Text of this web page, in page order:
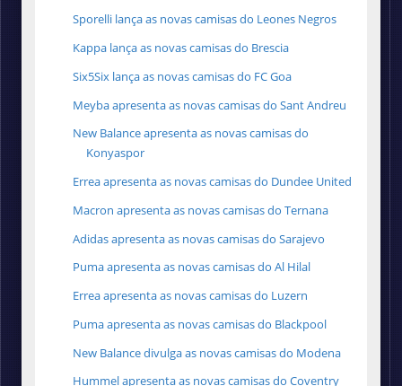
Sporelli lança as novas camisas do Leones Negros
Kappa lança as novas camisas do Brescia
Six5Six lança as novas camisas do FC Goa
Meyba apresenta as novas camisas do Sant Andreu
New Balance apresenta as novas camisas do
Konyaspor
Errea apresenta as novas camisas do Dundee United
Macron apresenta as novas camisas do Ternana
Adidas apresenta as novas camisas do Sarajevo
Puma apresenta as novas camisas do Al Hilal
Errea apresenta as novas camisas do Luzern
Puma apresenta as novas camisas do Blackpool
New Balance divulga as novas camisas do Modena
Hummel apresenta as novas camisas do Coventry